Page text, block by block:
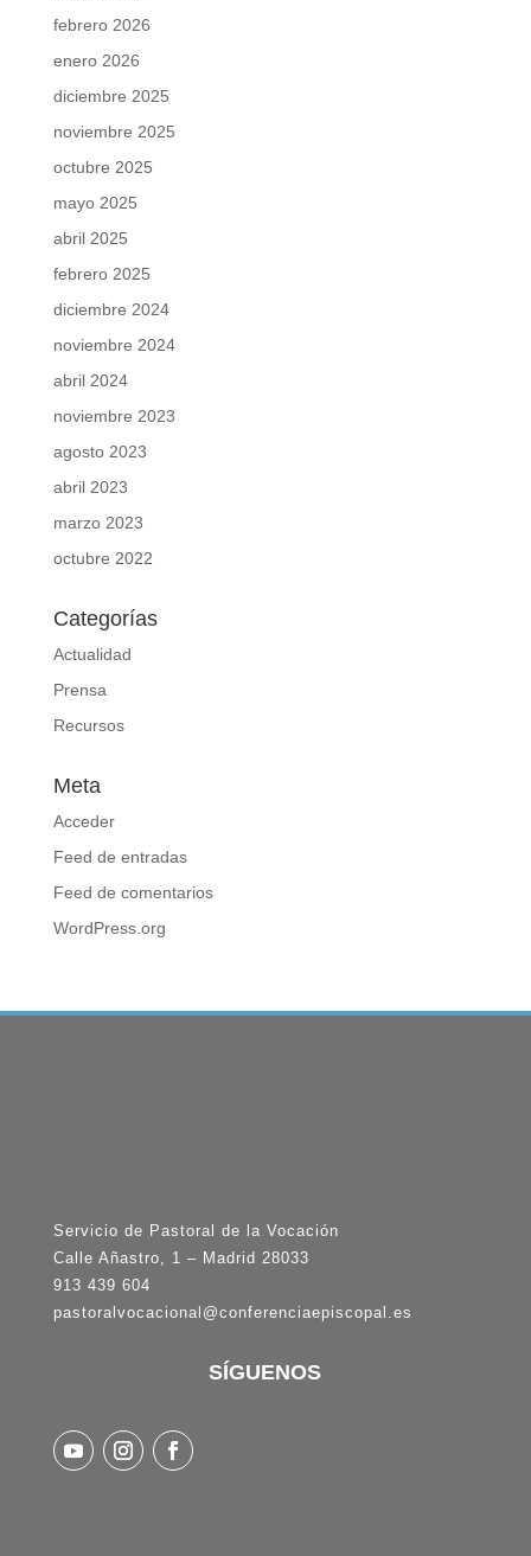
febrero 2026
enero 2026
diciembre 2025
noviembre 2025
octubre 2025
mayo 2025
abril 2025
febrero 2025
diciembre 2024
noviembre 2024
abril 2024
noviembre 2023
agosto 2023
abril 2023
marzo 2023
octubre 2022
Categorías
Actualidad
Prensa
Recursos
Meta
Acceder
Feed de entradas
Feed de comentarios
WordPress.org
Servicio de Pastoral de la Vocación
Calle Añastro, 1 – Madrid 28033
913 439 604
pastoralvocacional@conferenciaepiscopal.es
SÍGUENOS